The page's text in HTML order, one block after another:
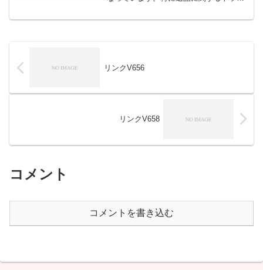
リンクV656
リンクV658
コメント
コメントを書き込む